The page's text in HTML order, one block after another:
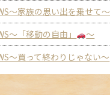
～家族の思い出を乗せて～
～「移動の自由」
～
～買って終わりじゃない～